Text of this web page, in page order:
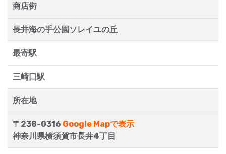
商店街
長井海の手公園ソレイユの丘
最寄駅
三崎口駅
所在地
〒238-0316 Google Mapで表示
神奈川県横須賀市長井4丁目